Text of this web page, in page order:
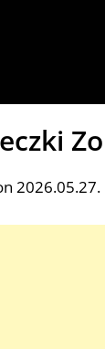
2026.05.27.